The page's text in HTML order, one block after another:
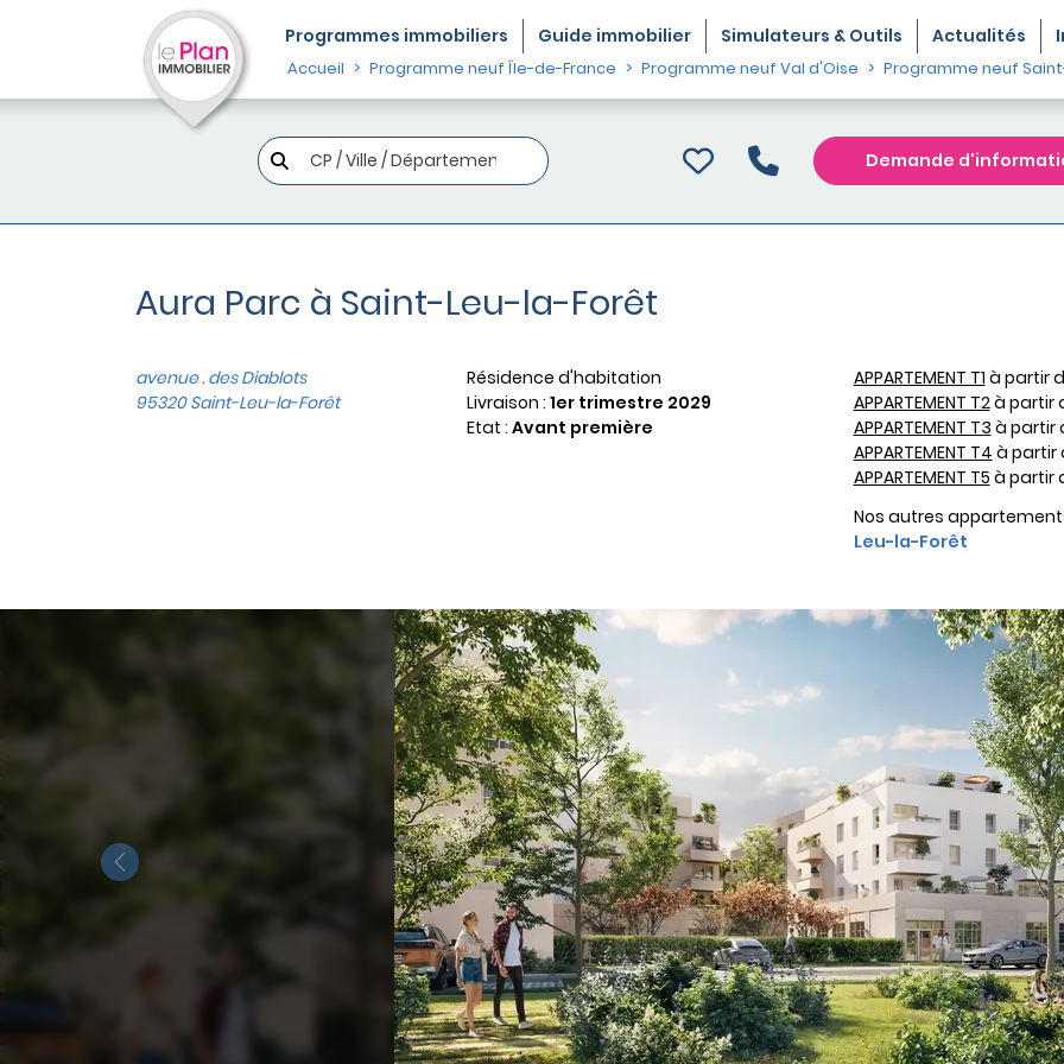
Programmes immobiliers Guide immobilier Simulateurs & Outils Actualités
Accueil Programme neuf Île-de-France Programme neuf Val d'Oise Programme neuf
Demande
Aura Parc à Saint-Leu-la-Forêt
avenue . des Diablots
95320 Saint-Leu-la-Forêt
Résidence d'habitation
Livraison : 1er trimestre 2029
Etat : Avant première
APPARTEMENT T1 à partir
APPARTEMENT T2à partir
APPARTEMENT T3 à partir
APPARTEMENT T4 à partir
APPARTEMENT T5 à partir
Nos autres
Leu-la-Forêt
Previous